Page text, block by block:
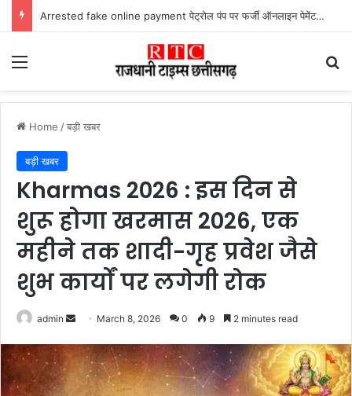
Lailunga Double Murder Case -लैलूंगा के ग्राम छापरपानी में डबल मर्डर और दुष्कर्म कांड का खुलासा, 65 वर्षीय आरोपी गिरफ्तार
Menu
Home /बड़ी खबर
बड़ी खबर
Kharmas 2026 : इस दिन से
शुरू होगा खरमास 2026, एक
महीने तक शादी-गृह प्रवेश जैसे
शुभ कार्यों पर लगेगी रोक
admin
Send
email
March 8, 2026 0 9 2 minutes read